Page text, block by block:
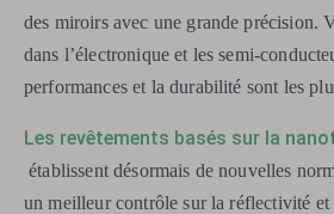
des miroirs avec une grande précision.
dans l’électronique et les semi-
performances et la durabilité sont les
Les revêtements basés sur la
établissent désormais de nouvelles
un meilleur contrôle sur la réflectivité et